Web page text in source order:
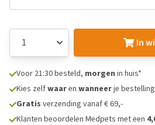
In
Voor 21:30 besteld, morgen in huis*
Kies zelfwaaren wanneerje
Gratis verzending vanaf € 69,-
Klanten beoordelen Medpets met een